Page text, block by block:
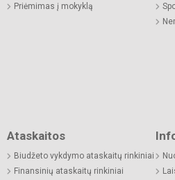
Priėmimas į mokyklą
Ataskaitos
Biudžeto vykdymo ataskaitų rinkiniai
Finansinių ataskaitų rinkiniai